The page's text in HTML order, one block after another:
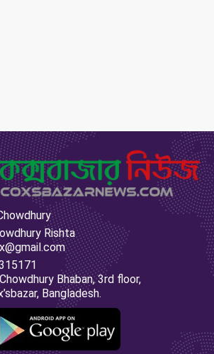
Rishta
Bhaban, 3rd floor,
Bangladesh.